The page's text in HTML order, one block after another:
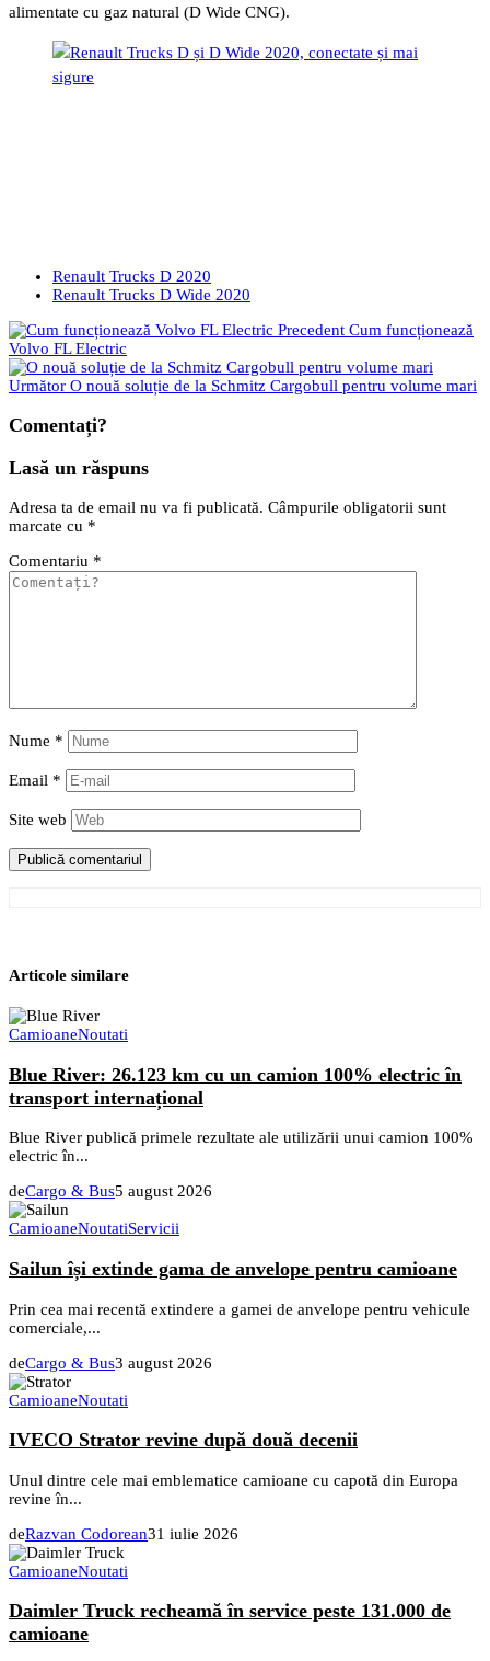
alimentate cu gaz natural (D Wide CNG).
Renault Trucks D 2020
Renault Trucks D Wide 2020
Precedent Cum funcționează
Volvo FL Electric
Următor O nouă soluție de la Schmitz Cargobull pentru volume mari
Comentați?
Lasă un răspuns
Adresa ta de email nu va fi publicată. Câmpurile obligatorii sunt
marcate cu *
Comentariu *
Nume *
Email *
Site web
Articole similare
CamioaneNoutati
Blue River: 26.123 km cu un camion 100% electric în
transport internațional
Blue River publică primele rezultate ale utilizării unui camion 100%
electric în...
deCargo & Bus5 august 2026
CamioaneNoutatiServicii
Sailun își extinde gama de anvelope pentru camioane
Prin cea mai recentă extindere a gamei de anvelope pentru vehicule
comerciale,...
deCargo & Bus3 august 2026
CamioaneNoutati
IVECO Strator revine după două decenii
Unul dintre cele mai emblematice camioane cu capotă din Europa
revine în...
deRazvan Codorean31 iulie 2026
CamioaneNoutati
Daimler Truck recheamă în service peste 131.000 de
camioane